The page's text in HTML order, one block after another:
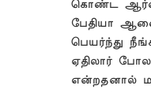
கொண்ட
பேதியா
பெயர்ந்து
ஏதிலார்
என்றதனால்